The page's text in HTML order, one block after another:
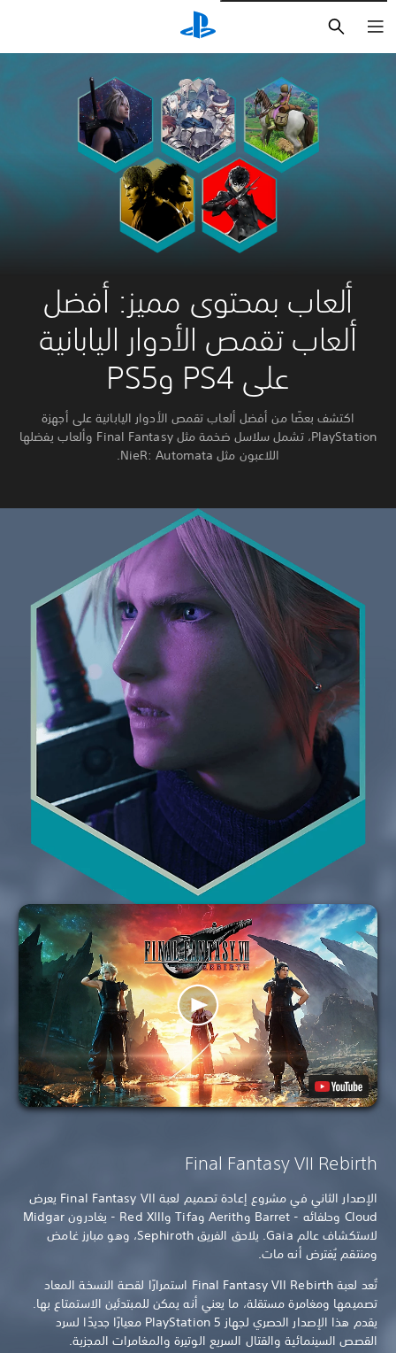
ألعاب بمحتوى مميز: أفضل
ألعاب تقمص الأدوار اليابانية
على PS4 وPS5
اكتشف بعضًا من أفضل ألعاب تقمص الأدوار اليابانية على أجهزة
PlayStation، تشمل سلاسل ضخمة مثل Final Fantasy وألعاب يفضلها
اللاعبون مثل NieR: Automata.
Final Fantasy VII Rebirth
الإصدار الثاني في مشروع إعادة تصميم لعبة Final Fantasy VII يعرض
Cloud وحلفائه - Barret وAerith وTifa وRed XIII - يغادرون Midgar
لاستكشاف عالم Gaia. يلاحق الفريق Sephiroth، وهو مبارز غامض
ومنتقم يُفترض أنه مات.
تُعد لعبة Final Fantasy VII Rebirth استمرارًا لقصة النسخة المعاد
تصميمها ومغامرة مستقلة، ما يعني أنه يمكن للمبتدئين الاستمتاع بها.
يقدم هذا الإصدار الحصري لجهاز PlayStation 5 معيارًا جديدًا لسرد
القصص السينمائية والقتال السريع الوتيرة والمغامرات المجزية.